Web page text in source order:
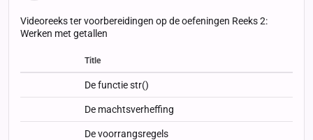
Videoreeks ter voorbereidingen op de oefeningen Reeks 2:
Werken met getallen
StatusStatus Type
Title
De functie str()
De machtsverheffing
De voorrangsregels